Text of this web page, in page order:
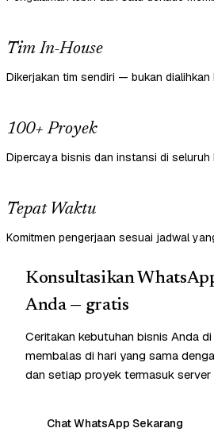
Tim In-House
Dikerjakan tim sendiri — bukan dialihkan
100+ Proyek
Dipercaya bisnis dan instansi di seluruh
Tepat Waktu
Komitmen pengerjaan sesuai jadwal
Konsultasikan
Anda — gratis
Ceritakan kebutuhan bisnis Anda
membalas di hari yang sama
dan setiap proyek termasuk server
Chat WhatsApp Sekarang